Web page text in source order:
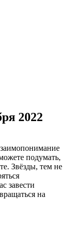
2022
подумать,
Звёзды, тем не
завести
на